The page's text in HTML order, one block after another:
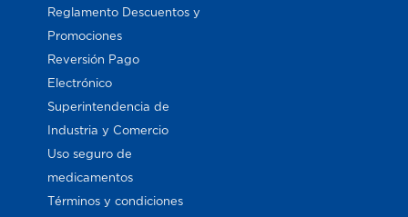
Reglamento Descuentos y
Promociones
Reversión Pago
Electrónico
Superintendencia de
Industria y Comercio
Uso seguro de
medicamentos
Términos y condiciones